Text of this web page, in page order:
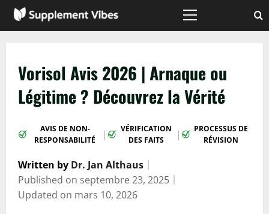
Passer
Menu
Vorisol Avis 2026 | Arnaque ou
Légitime ? Découvrez la Vérité
AVIS DE NON-
RESPONSABILITÉ
|
VÉRIFICATION
DES FAITS
|
PROCESSUS DE
RÉVISION
Written by Dr. Jan Althaus
Published on septembre 23, 2025
Updated on mars 10, 2026